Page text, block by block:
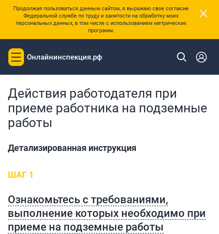
Продолжая пользоваться данным сайтом, я выражаю свое согласие
Федеральной службе по труду и занятости на обработку моих
персональных данных, в том числе с использованием метрических
программ.
×
Toggle
navigation
Онлайнинспекция.рф
Главная
Действия работодателя при
приеме работника на подземные
работы
Детализированная инструкция
ШАГ 1
Ознакомьтесь с требованиями,
выполнение которых необходимо при
приеме на подземные работы